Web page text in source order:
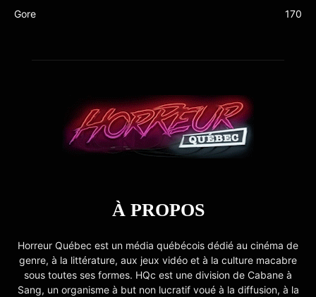
Gore
170
À PROPOS
Horreur Québec est un média québécois dédié au cinéma de
genre, à la littérature, aux jeux vidéo et à la culture macabre
sous toutes ses formes. HQc est une division de Cabane à
Sang, un organisme à but non lucratif voué à la diffusion, à la